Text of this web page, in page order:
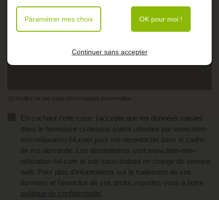
(1) Veuillez ne pas saisir d'informations personnelles.
En cochant cette case, j’accepte que les données saisies
dans le formulaire ci-dessus soient utilisées par www.bien-
etre-relaxation-64.com pour me recontacter dans le cadre
de ma demande. Les destinataires sont www.bien-etre-
relaxation-64.com et son sous-traitant en charge du serveur
web. Pour plus d'informations sur le traitement de vos
données et l'exercice de vos droits, reportez-vous à notre
politique de confidentialité.
Paramétrer mes choix OK pour moi !
Continuer sans accepter